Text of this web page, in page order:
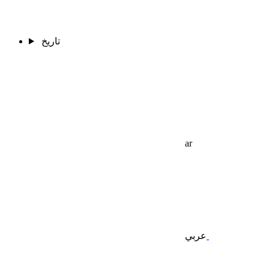
تاريخ
ar
عربي